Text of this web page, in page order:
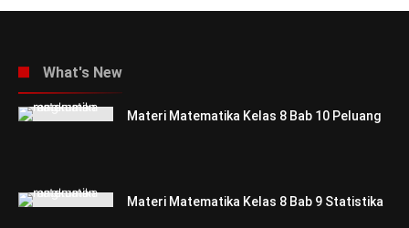
What's New
Materi Matematika Kelas 8 Bab 10 Peluang
Materi Matematika Kelas 8 Bab 9 Statistika